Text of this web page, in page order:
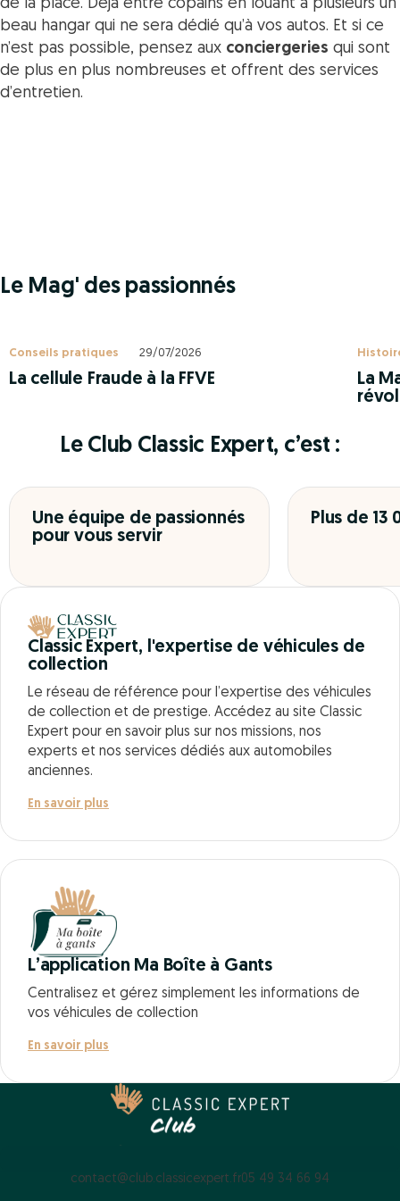
de la place. Déjà entre copains en louant à plusieurs un
beau hangar qui ne sera dédié qu’à vos autos. Et si ce
n’est pas possible, pensez aux conciergeries qui sont
de plus en plus nombreuses et offrent des services
d’entretien.
Le Mag' des passionnés
Conseils pratiques 29/07/2026
La cellule Fraude à la FFVE
La
Le Club Classic Expert, c’est :
Une équipe de passionnés
pour vous servir
Plus de 13
Classic Expert, l'expertise de véhicules de
collection
Le réseau de référence pour l’expertise des véhicules
de collection et de prestige. Accédez au site Classic
Expert pour en savoir plus sur nos missions, nos
experts et nos services dédiés aux automobiles
anciennes.
En savoir plus
L’application Ma Boîte à Gants
Centralisez et gérez simplement les informations de
vos véhicules de collection
En savoir plus
contact@club.classicexpert.fr05 49 34 66 94